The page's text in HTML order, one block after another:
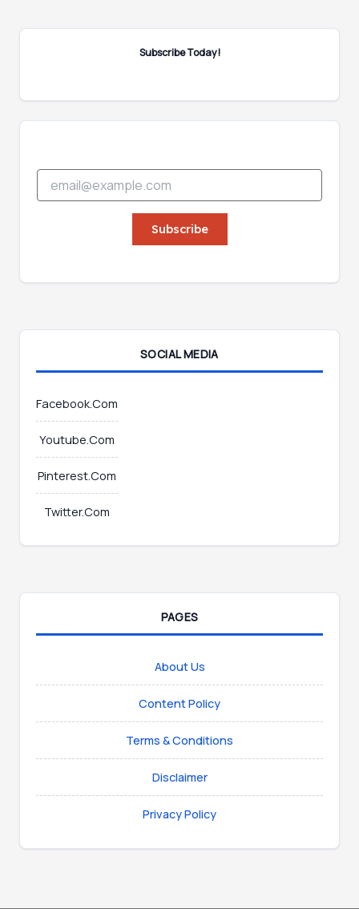
Subscribe Today!
m
a
i
l
E
Subscribe
SOCIAL MEDIA
Facebook.Com
Youtube.Com
Pinterest.Com
Twitter.Com
PAGES
About Us
Content Policy
Terms & Conditions
Disclaimer
Privacy Policy